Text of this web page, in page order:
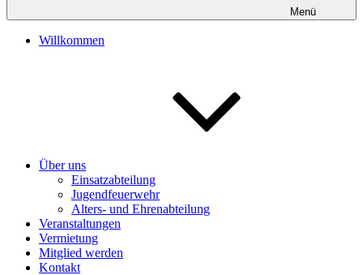
Menü
Willkommen
Über uns
Einsatzabteilung
Jugendfeuerwehr
Alters- und Ehrenabteilung
Veranstaltungen
Vermietung
Mitglied werden
Kontakt